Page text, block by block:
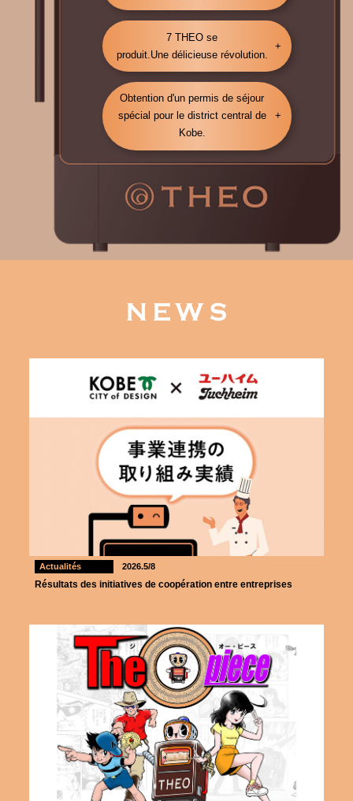
7 THEO se
produit. Une délicieuse révolution.
Obtention d'un permis de séjour
spécial pour le district central de
Kobe.
Actualités 2026.5/8
Résultats des initiatives de coopération entre entreprises